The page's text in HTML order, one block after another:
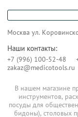
Москва ул.
Наши контакты:
+7 (996) 100-52-48
zakaz@medicotools.ru
В нашем магазине
инструментов,
посуды для
бидоны), столовых